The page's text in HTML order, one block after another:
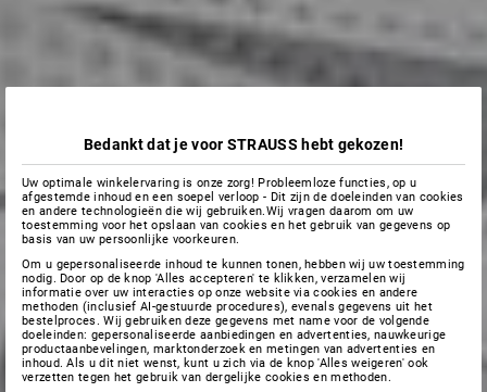
Bedankt dat je voor STRAUSS hebt gekozen!
Uw optimale winkelervaring is onze zorg! Probleemloze functies, op u
afgestemde inhoud en een soepel verloop - Dit zijn de doeleinden van cookies
en andere technologieën die wij gebruiken.Wij vragen daarom om uw
toestemming voor het opslaan van cookies en het gebruik van gegevens op
basis van uw persoonlijke voorkeuren.
Om u gepersonaliseerde inhoud te kunnen tonen, hebben wij uw toestemming
nodig. Door op de knop 'Alles accepteren' te klikken, verzamelen wij
informatie over uw interacties op onze website via cookies en andere
methoden (inclusief AI-gestuurde procedures), evenals gegevens uit het
bestelproces. Wij gebruiken deze gegevens met name voor de volgende
doeleinden: gepersonaliseerde aanbiedingen en advertenties, nauwkeurige
productaanbevelingen, marktonderzoek en metingen van advertenties en
inhoud. Als u dit niet wenst, kunt u zich via de knop 'Alles weigeren' ook
verzetten tegen het gebruik van dergelijke cookies en methoden.